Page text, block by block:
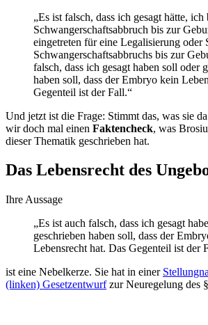
„Es ist falsch, dass ich gesagt hätte,
Schwangerschaftsabbruch bis zur
eingetreten für eine Legalisierung oder
Schwangerschaftsabbruchs bis zur
falsch, dass ich gesagt haben soll oder
haben soll, dass der Embryo kein
Gegenteil ist der Fall.“
Und jetzt ist die Frage: Stimmt das, was sie
wir doch mal einen Faktencheck, was
dieser Thematik geschrieben hat.
Das Lebensrecht des
Ihre Aussage
„Es ist auch falsch, dass ich gesagt
geschrieben haben soll, dass der
Lebensrecht hat. Das Gegenteil ist der
ist eine Nebelkerze. Sie hat in einer
(linken) Gesetzentwurfzur Neuregelung des